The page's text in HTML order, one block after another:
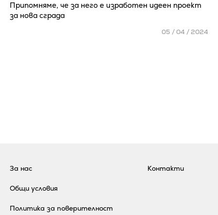
Припомняме, че за него е изработен идеен проект
за нова сграда
05 / 04 / 2024
За нас
Общи условия
Политика за поверителност
Контакти